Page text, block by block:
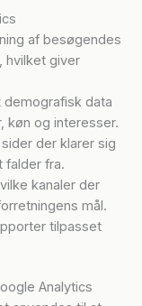
af besøgendes
hvilket giver
demografisk data
køn og interesser.
der klarer sig
falder fra.
kanaler der
mål.
tilpasset
Analytics